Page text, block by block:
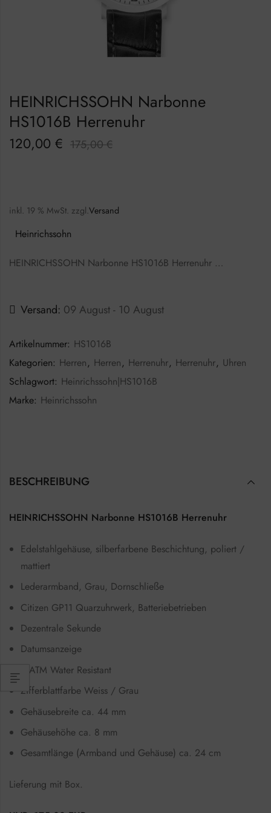
HEINRICHSSOHN Narbonne
HS1016B Herrenuhr
120,00 € 175,00€
inkl. 19 % MwSt. zzgl.Versand
Heinrichssohn
HEINRICHSSOHN Narbonne HS1016B Herrenuhr …
Versand: 09 August - 10 August
Artikelnummer: HS1016B
Kategorien: Herren, Herren, Herrenuhr, Herrenuhr, Uhren
Schlagwort: Heinrichssohn|HS1016B
Marke: Heinrichssohn
BESCHREIBUNG
HEINRICHSSOHN Narbonne HS1016B Herrenuhr
Edelstahlgehäuse, silberfarbene Beschichtung, poliert /
mattiert
Lederarmband, Grau, Dornschließe
Citizen GP11 Quarzuhrwerk, Batteriebetrieben
Dezentrale Sekunde
Datumsanzeige
3 ATM Water Resistant
Zifferblattfarbe Weiss / Grau
Gehäusebreite ca. 44 mm
Gehäusehöhe ca. 8 mm
Gesamtlänge (Armband und Gehäuse) ca. 24 cm
Lieferung mit Box.